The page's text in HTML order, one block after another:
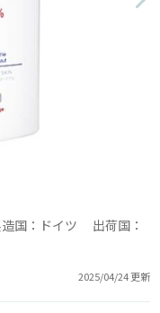
国：ドイツ 出荷国：
2025/04/24 更新